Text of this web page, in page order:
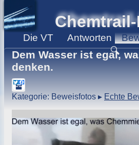
Die VT Antworten
🔍
Dem Wasser ist egal,
denken.
Kategorie: Beweisfotos ▸ Echte